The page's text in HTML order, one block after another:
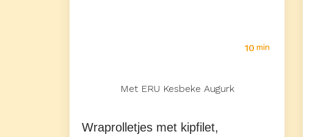
10 min
Met ERU Kesbeke Augurk
Wraprolletjes met kipfilet,